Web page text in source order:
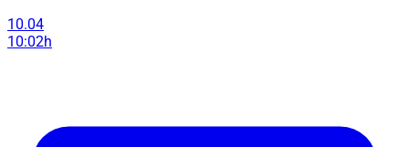
10.04
10:02h